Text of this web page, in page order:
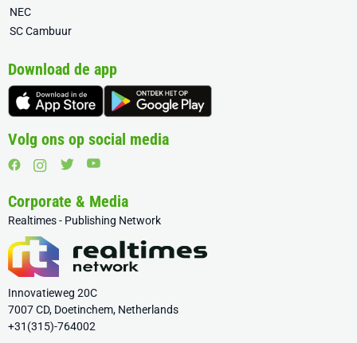
NEC
SC Cambuur
Download de app
Volg ons op social media
Corporate & Media
Realtimes - Publishing Network
Innovatieweg 20C
7007 CD, Doetinchem, Netherlands
+31(315)-764002